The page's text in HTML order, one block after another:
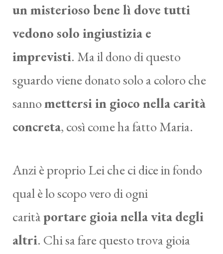
un misterioso bene lì dove tutti
vedono solo ingiustizia e
imprevisti. Ma il dono di questo
sguardo viene donato solo a coloro che
sannomettersi in gioco nella carità
concreta, così come ha fatto Maria.
Anzi è proprio Lei che ci dice in fondo
qual è lo scopo vero di ogni
caritàportare gioia nella vita degli
altri. Chi sa fare questo trova gioia